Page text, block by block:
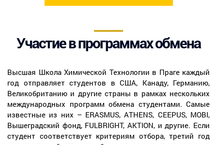
Участие в программах обмена
Высшая Школа Химической Технологии в Праге каждый
год отправляет студентов в США, Канаду, Германию,
Великобританию и другие страны в рамках нескольких
международных программ обмена студентами. Самые
известные из них – ERASMUS, ATHENS, CEEPUS, MOBI,
Вышеградский фонд, FULBRIGHT, AKTION, и другие. Если
студент соответствует критериям отбора, третий год